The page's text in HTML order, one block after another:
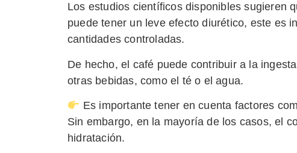
Los estudios científicos disponibles sugieren
puede tener un leve efecto diurético, este es
cantidades controladas.
De hecho, el café puede contribuir a la
otras bebidas, como el té o el agua.
Es importante tener en cuenta factores
Sin embargo, en la mayoría de los casos, el
hidratación.